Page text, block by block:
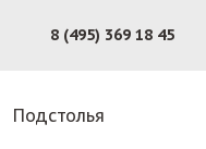
8 (495) 369 18 45
Подстолья